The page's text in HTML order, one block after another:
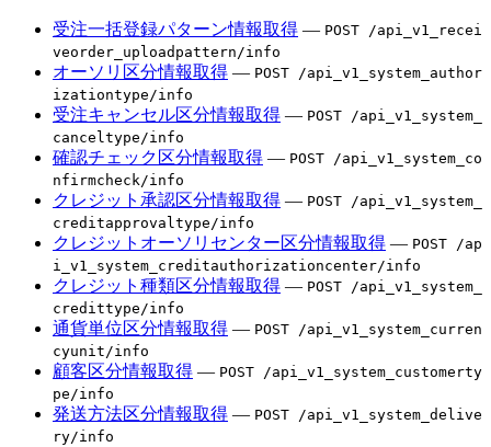
受注一括登録パターン情報取得 — POST /api_v1_recei
veorder_uploadpattern/info
オーソリ区分情報取得 — POST /api_v1_system_author
izationtype/info
受注キャンセル区分情報取得 — POST /api_v1_system_
canceltype/info
確認チェック区分情報取得 — POST /api_v1_system_co
nfirmcheck/info
クレジット承認区分情報取得 — POST /api_v1_system_
creditapprovaltype/info
クレジットオーソリセンター区分情報取得 — POST /ap
i_v1_system_creditauthorizationcenter/info
クレジット種類区分情報取得 — POST /api_v1_system_
credittype/info
通貨単位区分情報取得 — POST /api_v1_system_curren
cyunit/info
顧客区分情報取得 — POST /api_v1_system_customerty
pe/info
発送方法区分情報取得 — POST /api_v1_system_delive
ry/info